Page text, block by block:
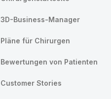
3D-Business-Manager
Pläne für Chirurgen
Bewertungen von Patienten
Customer Stories